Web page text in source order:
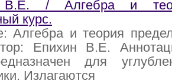
В.Е. / Алгебра и
курс.
Алгебра и теория
Епихин В.Е.
для
Излагаются